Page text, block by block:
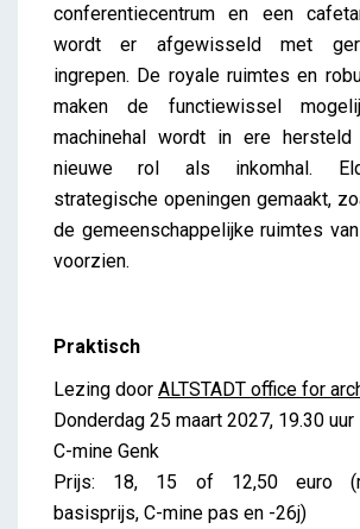
conferentiecentrum en een
wordt er afgewisseld met
ingrepen. De royale ruimtes en
maken de functiewissel
machinehal wordt in ere
nieuwe rol als inkomhal.
strategische openingen gemaakt,
de gemeenschappelijke ruimtes
voorzien.
Praktisch
Lezing door ALTSTADT office for
Donderdag 25 maart 2027, 19.30 uur
C-mine Genk
Prijs: 18, 15 of 12,50 euro
basisprijs, C-mine pas en -26j)